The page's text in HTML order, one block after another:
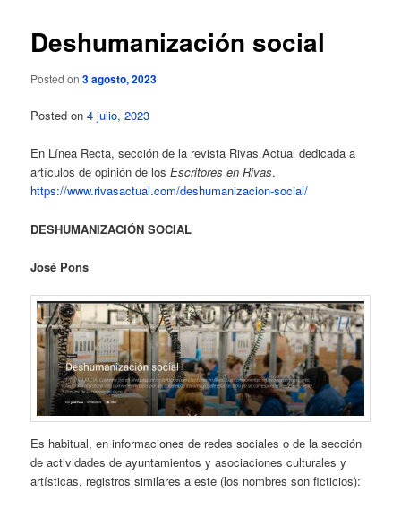
Deshumanización social
Posted on3 agosto, 2023
Posted on4 julio, 2023
En Línea Recta, sección de la revista Rivas Actual dedicada a
artículos de opinión de losEscritores en Rivas.
https://www.rivasactual.com/deshumanizacion-social/
DESHUMANIZACIÓN SOCIAL
José Pons
Es habitual, en informaciones de redes sociales o de la sección
de actividades de ayuntamientos y asociaciones culturales y
artísticas, registros similares a este (los nombres son ficticios):